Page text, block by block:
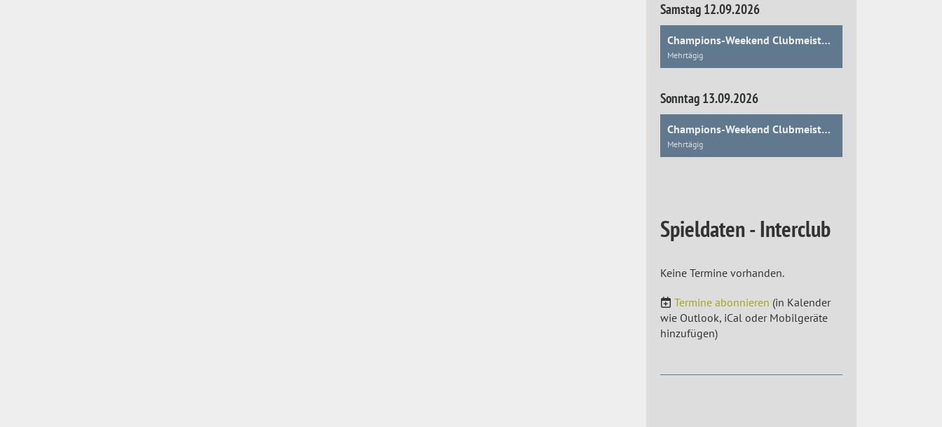
Samstag 12.09.2026
Champions-Weekend Clubmeisterschaften
Mehrtägig
Sonntag 13.09.2026
Champions-Weekend Clubmeisterschaften
Mehrtägig
Spieldaten - Interclub
Keine Termine vorhanden.
Termine abonnieren (in Kalender
wie Outlook, iCal oder Mobilgeräte
hinzufügen)